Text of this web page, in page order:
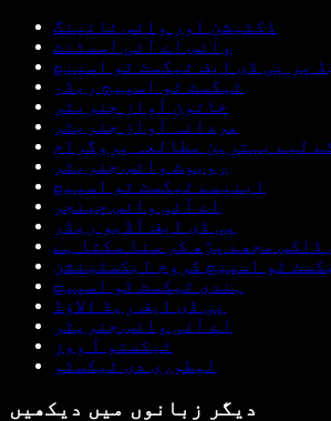
ڈکٹیشن اور وائس ٹائپنگ
وائس اے آئی اسسٹنٹ
پر پی ڈی ایف ٹیکسٹ ٹو اسپیچ
ٹیکسٹ ٹو اسپیچ ریڈر
خاتون آواز جنریٹر
مردانہ آواز جنریٹر
لیے بہترین مطالعہ پروگرام
روبوٹ وائس جنریٹر
اینیمے ٹیکسٹ ٹو اسپیچ
اے آئی وائس چینجر
پی ڈی ایف آڈیو ریڈر
ڈاکس مجھے پڑھ کر سنا سکتا ہے
ٹو اسپیچ کروم ایکسٹینشن
ہندی ٹیکسٹ ٹو اسپیچ
پی ڈی ایف ریڈ الاؤڈ
اے آئی وائس جنریٹر
ٹیکستو آ ووز
لیطوری دی ٹیکسٹو
دیگر زبانوں میں دیکھیں